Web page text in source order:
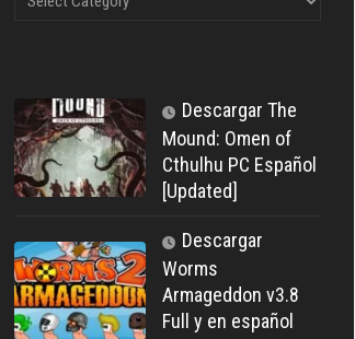
Descargar The
Mound: Omen of
Cthulhu PC Español
[Updated]
Descargar
Worms
Armageddon v3.8
Full y en español